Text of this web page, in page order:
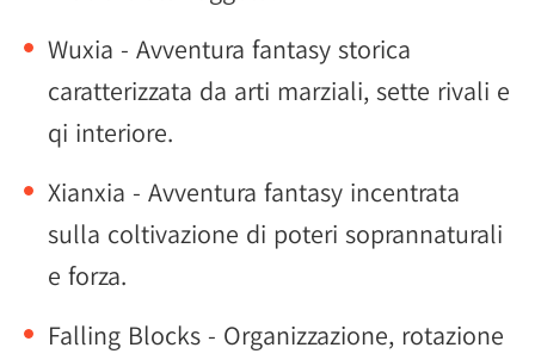
Wuxia - Avventura fantasy storica
caratterizzata da arti marziali, sette rivali e
qi interiore.
Xianxia - Avventura fantasy incentrata
sulla coltivazione di poteri soprannaturali
e forza.
Falling Blocks - Organizzazione, rotazione